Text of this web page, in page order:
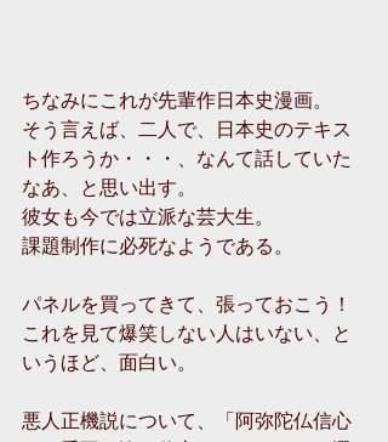
ちなみにこれが先輩作日本史漫画。
そう言えば、二人で、日本史のテキス
ト作ろうか・・・、なんて話していた
なあ、と思い出す。
彼女も今では立派な芸大生。
課題制作に必死なようである。
パネルを買ってきて、張っておこう！
これを見て爆笑しない人はいない、と
いうほど、面白い。
悪人正機説について、「阿弥陀仏信心